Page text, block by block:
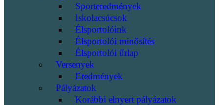
Sporteredmények
Iskolacsúcsok
Élsportolóink
Élsportolói minősítés
Élsportolói űrlap
Versenyek
Eredmények
Pályázatok
Korábbi elnyert pályázatok